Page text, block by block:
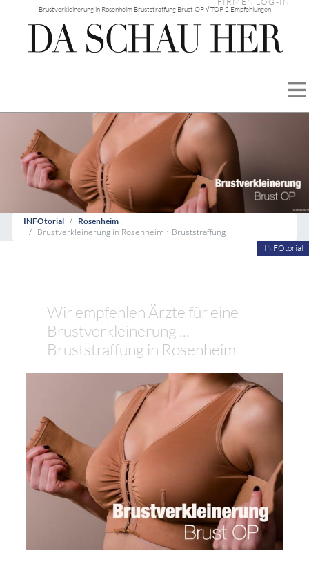
Brustverkleinerung in Rosenheim Bruststraffung Brust OP √ TOP 2 Empfehlungen
INFOtorial Rosenheim
Brustverkleinerung in Rosenheim • Bruststraffung
INFOtorial
Wir empfehlen Ärzte für eine
Brustverkleinerung ...
Bruststraffung in Rosenheim